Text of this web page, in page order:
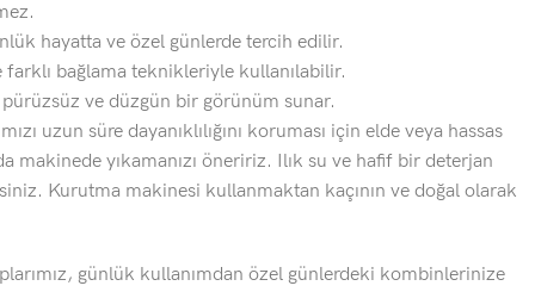
hayatta ve özel günlerde tercih edilir.
bağlama teknikleriyle kullanılabilir.
ve düzgün bir görünüm sunar.
uzun süre dayanıklılığını koruması için elde veya hassas
makinede yıkamanızı öneririz. Ilık su ve hafif bir deterjan
Kurutma makinesi kullanmaktan kaçının ve doğal olarak
günlük kullanımdan özel günlerdeki kombinlerinize